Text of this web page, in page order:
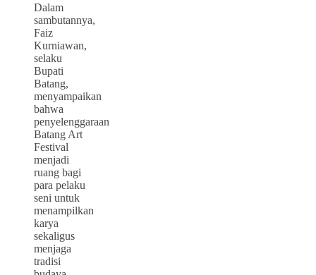
Dalam
sambutannya,
Faiz
Kurniawan,
selaku
Bupati
Batang,
menyampaikan
bahwa
penyelenggaraan
Batang Art
Festival
menjadi
ruang bagi
para pelaku
seni untuk
menampilkan
karya
sekaligus
menjaga
tradisi